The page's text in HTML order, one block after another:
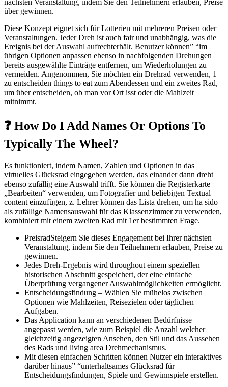
nächsten Veranstaltung, indem Sie den Teilnehmern erlauben, Preise
über gewinnen.
Diese Konzept eignet sich für Lotterien mit mehreren Preisen oder
Veranstaltungen. Jeder Dreh ist auch fair und unabhängig, was die
Ereignis bei der Auswahl aufrechterhält. Benutzer können” “im
übrigen Optionen anpassen ebenso in nachfolgenden Drehungen
bereits ausgewählte Einträge entfernen, um Wiederholungen zu
vermeiden. Angenommen, Sie möchten ein Drehrad verwenden, 1
zu entscheiden things to eat zum Abendessen und ein zweites Rad,
um über entscheiden, ob man vor Ort isst oder die Mahlzeit
mitnimmt.
❓ How Do I Add Names Or Options To
Typically The Wheel?
Es funktioniert, indem Namen, Zahlen und Optionen in das
virtuelles Glücksrad eingegeben werden, das einander dann dreht
ebenso zufällig eine Auswahl trifft. Sie können die Registerkarte
„Bearbeiten“ verwenden, um Fotografier und beliebigen Textual
content einzufügen, z. Lehrer können das Lista drehen, um ha sido
als zufällige Namensauswahl für das Klassenzimmer zu verwenden,
kombiniert mit einem zweiten Rad mit 1er bestimmten Frage.
PreisradSteigern Sie dieses Engagement bei Ihrer nächsten
Veranstaltung, indem Sie den Teilnehmern erlauben, Preise zu
gewinnen.
Jedes Dreh-Ergebnis wird throughout einem speziellen
historischen Abschnitt gespeichert, der eine einfache
Überprüfung vergangener Auswahlmöglichkeiten ermöglicht.
Entscheidungsfindung – Wählen Sie mühelos zwischen
Optionen wie Mahlzeiten, Reisezielen oder täglichen
Aufgaben.
Das Application kann an verschiedenen Bedürfnisse
angepasst werden, wie zum Beispiel die Anzahl welcher
gleichzeitig angezeigten Ansehen, den Stil und das Aussehen
des Rads und living area Drehmechanismus.
Mit diesen einfachen Schritten können Nutzer ein interaktives
darüber hinaus” “unterhaltsames Glücksrad für
Entscheidungsfindungen, Spiele und Gewinnspiele erstellen.